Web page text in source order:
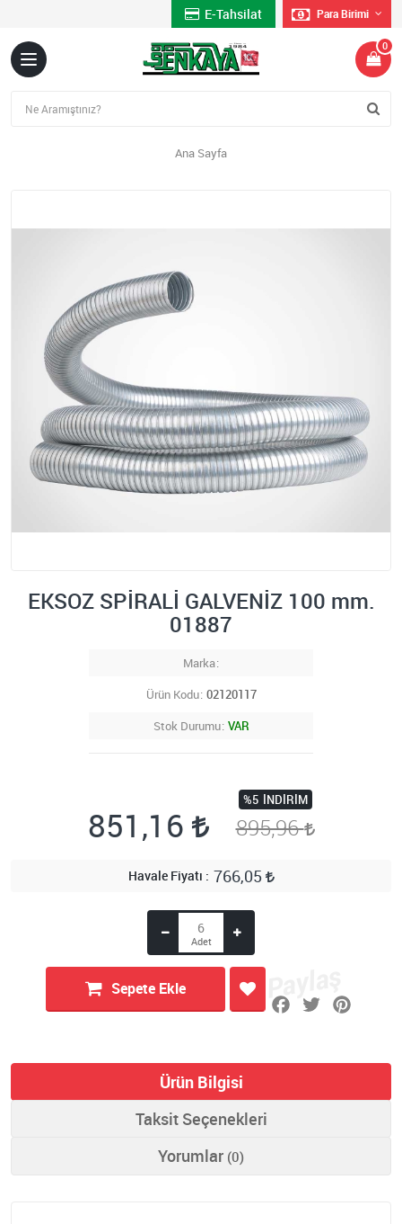
E-Tahsilat Para Birimi
0
Ana Sayfa
EKSOZ SPİRALİ GALVENİZ 100 mm.
01887
Marka
Ürün Kodu 02120117
Stok Durumu VAR
851,16
%5 İNDIRIM
895,96
Havale Fiyatı 766,05
Sepete Ekle
Ürün Bilgisi
Taksit Seçenekleri
Yorumlar (0)